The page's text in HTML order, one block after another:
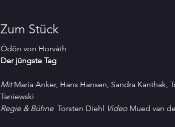
Zum Stück
Ödön von Horváth
Der jüngste Tag
Mit Maria Anker, Hans Hansen, Sandra
Taniewski
Regie & Bühne Torsten Diehl Video Mued van